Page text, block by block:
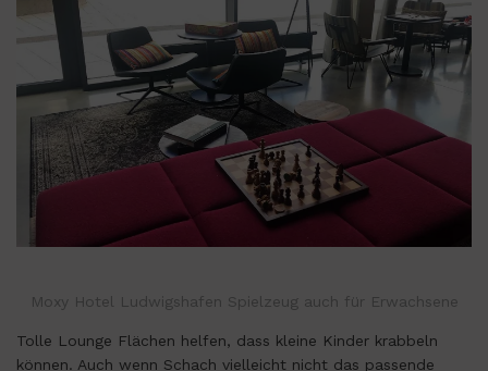
Moxy Hotel Ludwigshafen Spielzeug auch für Erwachsene
Tolle Lounge Flächen helfen, dass kleine Kinder krabbeln
können. Auch wenn Schach vielleicht nicht das passende